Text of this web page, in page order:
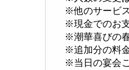
※他のサービス
※現金でのお支
※潮華喜びの春
※追加分の料
※当日の宴会